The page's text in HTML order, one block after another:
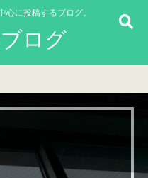
心に投稿するブログ。
ログ